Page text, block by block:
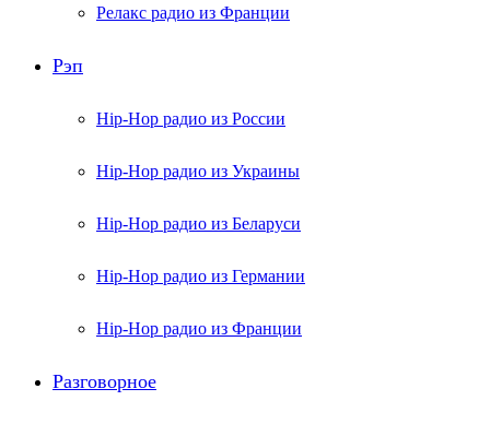
Релакс радио из Франции
Рэп
Hip-Hop радио из России
Hip-Hop радио из Украины
Hip-Hop радио из Беларуси
Hip-Hop радио из Германии
Hip-Hop радио из Франции
Разговорное